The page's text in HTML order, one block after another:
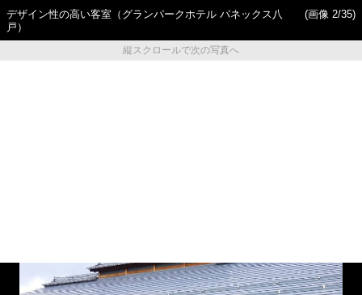
デザイン性の高い客室（グランパークホテル パネックス八
戸）
(画像 2/35)
縦スクロールで次の写真へ